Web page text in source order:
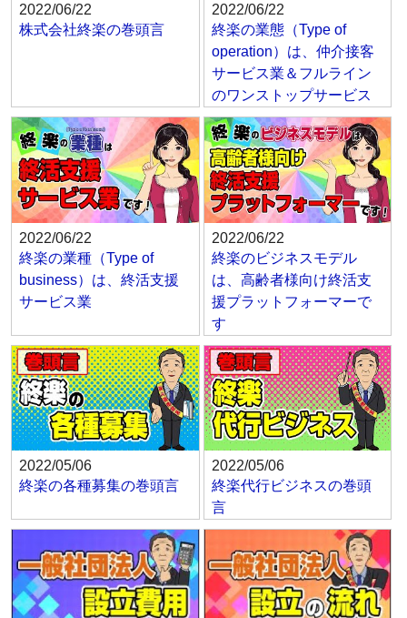
2022/06/22
株式会社終楽の巻頭言
2022/06/22
終楽の業態（Type of
operation）は、仲介接客
サービス業＆フルライン
のワンストップサービス
2022/06/22
終楽の業種（Type of
business）は、終活支援
サービス業
2022/06/22
終楽のビジネスモデル
は、高齢者様向け終活支
援プラットフォーマーで
す
2022/05/06
終楽の各種募集の巻頭言
2022/05/06
終楽代行ビジネスの巻頭
言